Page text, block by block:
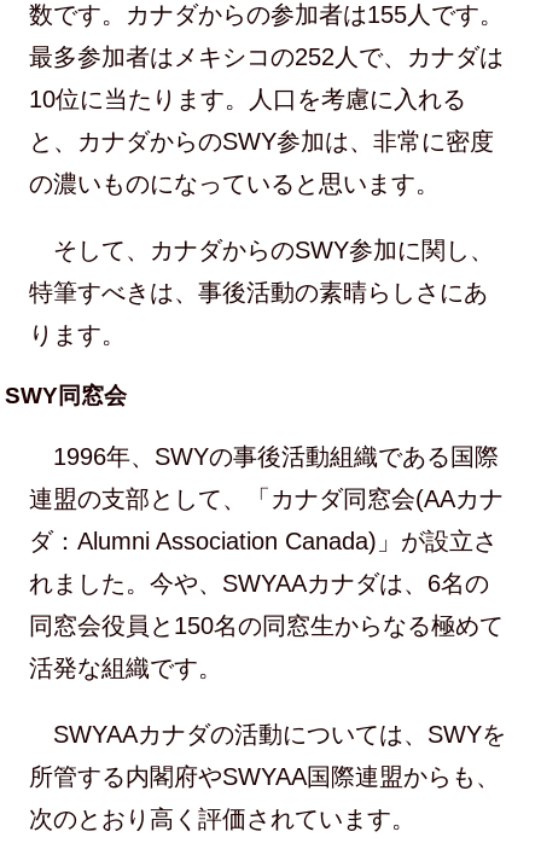
数です。カナダからの参加者は155人です。
最多参加者はメキシコの252人で、カナダは
10位に当たります。人口を考慮に入れる
と、カナダからのSWY参加は、非常に密度
の濃いものになっていると思います。
そして、カナダからのSWY参加に関し、
特筆すべきは、事後活動の素晴らしさにあ
ります。
SWY同窓会
1996年、SWYの事後活動組織である国際
連盟の支部として、「カナダ同窓会(AAカナ
ダ：Alumni Association Canada)」が設立さ
れました。今や、SWYAAカナダは、6名の
同窓会役員と150名の同窓生からなる極めて
活発な組織です。
SWYAAカナダの活動については、SWYを
所管する内閣府やSWYAA国際連盟からも、
次のとおり高く評価されています。